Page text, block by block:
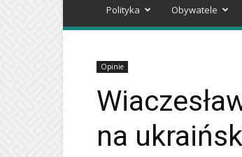
Polityka Obywatele
Opinie
na